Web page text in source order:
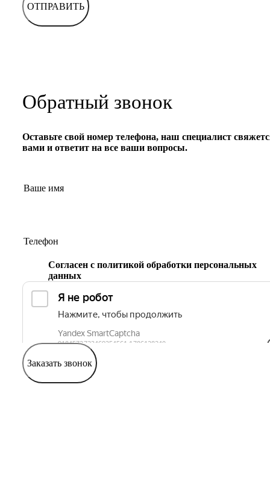
ОТПРАВИТЬ
Обратный звонок
Оставьте свой номер телефона, наш специалист
вами и ответит на все ваши вопросы.
Согласен с политикой обработки персональных
данных
Заказать звонок